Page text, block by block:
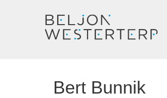
Bert Bunnik